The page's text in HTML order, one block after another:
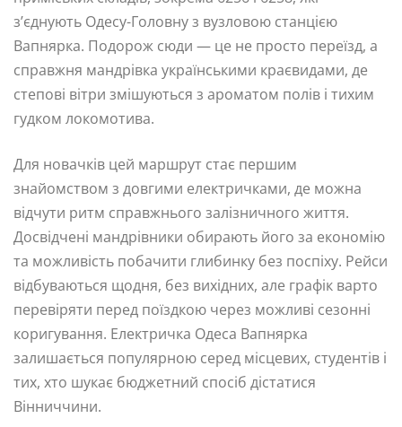
з’єднують Одесу-Головну з вузловою станцією
Вапнярка. Подорож сюди — це не просто переїзд, а
справжня мандрівка українськими краєвидами, де
степові вітри змішуються з ароматом полів і тихим
гудком локомотива.
Для новачків цей маршрут стає першим
знайомством з довгими електричками, де можна
відчути ритм справжнього залізничного життя.
Досвідчені мандрівники обирають його за економію
та можливість побачити глибинку без поспіху. Рейси
відбуваються щодня, без вихідних, але графік варто
перевіряти перед поїздкою через можливі сезонні
коригування. Електричка Одеса Вапнярка
залишається популярною серед місцевих, студентів і
тих, хто шукає бюджетний спосіб дістатися
Вінниччини.